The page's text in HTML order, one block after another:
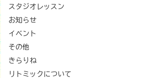
スタジオレッスン
お知らせ
イベント
その他
きらりね
リトミックについて